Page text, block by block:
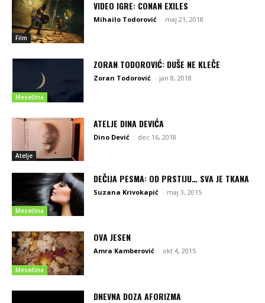
Film
VIDEO IGRE: CONAN EXILES
Mihailo Todorović - maj 21, 2018
Mesečina
ZORAN TODOROVIĆ: DUŠE NE KLEČE
Zoran Todorović - jan 8, 2018
Atelje
ATELJE DINA DEVIĆA
Dino Dević - dec 16, 2018
Mesečina
DEČIJA PESMA: OD PRSTIJU… SVA JE TKANA
Suzana Krivokapić - maj 3, 2015
Mesečina
OVA JESEN
Amra Kamberović - okt 4, 2015
DNEVNA DOZA AFORIZMA